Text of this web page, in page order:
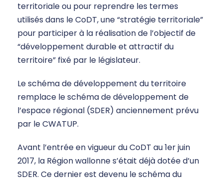
territoriale ou pour reprendre les termes
utilisés dans le CoDT, une “stratégie territoriale”
pour participer à la réalisation de l’objectif de
“développement durable et attractif du
territoire” fixé par le législateur.
Le schéma de développement du territoire
remplace le schéma de développement de
l’espace régional (SDER) anciennement prévu
par le CWATUP.
Avant l’entrée en vigueur du CoDT au 1er juin
2017, la Région wallonne s’était déjà dotée d’un
SDER. Ce dernier est devenu le schéma du